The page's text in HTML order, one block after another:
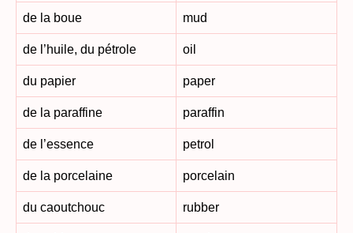
de la boue mud
de l’huile, du pétrole oil
du papier paper
de la paraffine paraffin
de l’essence petrol
de la porcelaine porcelain
du caoutchouc rubber